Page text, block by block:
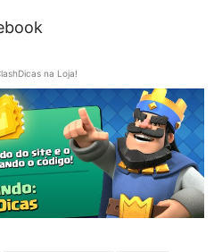
na Loja!